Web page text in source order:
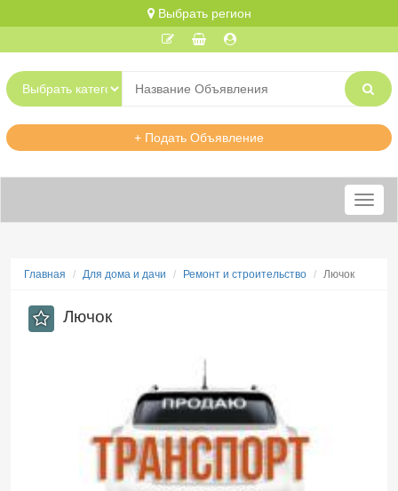
Выбрать регион
+ Подать Объявление
Меню
Главная Для дома и дачи Ремонт и строительство Лючок
Лючок